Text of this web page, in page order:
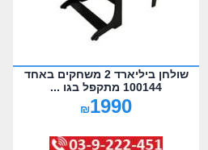
שולחן ביליארד 2 משחקים באחד
100144 מתקפל בגו ...
₪1990